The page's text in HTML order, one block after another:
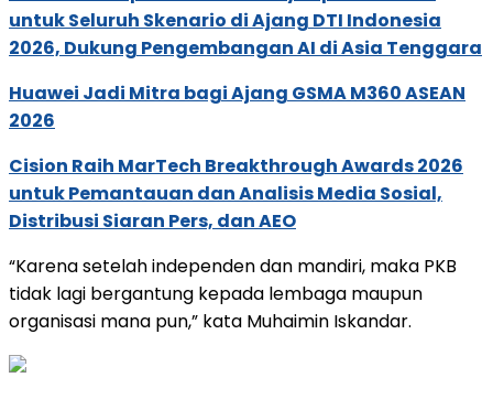
untuk Seluruh Skenario di Ajang DTI Indonesia
2026, Dukung Pengembangan AI di Asia Tenggara
Huawei Jadi Mitra bagi Ajang GSMA M360 ASEAN
2026
Cision Raih MarTech Breakthrough Awards 2026
untuk Pemantauan dan Analisis Media Sosial,
Distribusi Siaran Pers, dan AEO
“Karena setelah independen dan mandiri, maka PKB
tidak lagi bergantung kepada lembaga maupun
organisasi mana pun,” kata Muhaimin Iskandar.